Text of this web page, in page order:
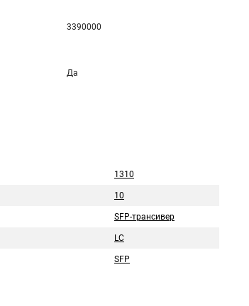
3390000
Да
1310
10
SFP-трансивер
LC
SFP